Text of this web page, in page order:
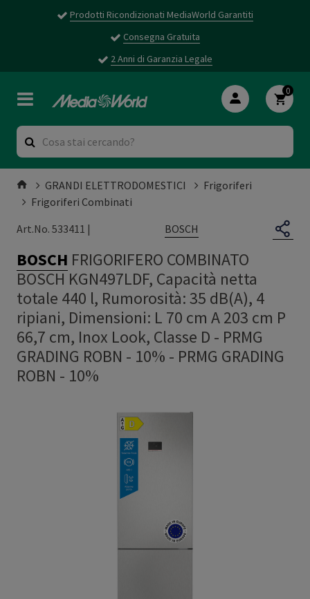
Prodotti Ricondizionati MediaWorld Garantiti
Consegna Gratuita
2 Anni di Garanzia Legale
0
GRANDI ELETTRODOMESTICI
Frigoriferi
Frigoriferi Combinati
Art.No. 533411 |
BOSCH
BOSCH FRIGORIFERO COMBINATO
BOSCH KGN497LDF, Capacità netta
totale 440 l, Rumorosità: 35 dB(A), 4
ripiani, Dimensioni: L 70 cm A 203 cm P
66,7 cm, Inox Look, Classe D - PRMG
GRADING ROBN - 10% - PRMG GRADING
ROBN - 10%